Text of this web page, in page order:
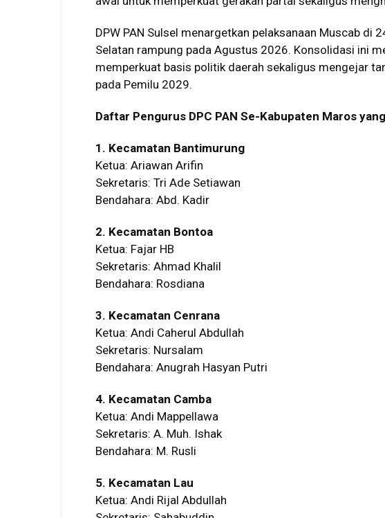
DPW PAN Sulsel menargetkan pelaksanaan Muscab di
Selatan rampung pada Agustus 2026. Konsolidasi ini
memperkuat basis politik daerah sekaligus mengejar
pada Pemilu 2029.
Daftar Pengurus DPC PAN Se-Kabupaten Maros
1. Kecamatan Bantimurung
Ketua: Ariawan Arifin
Sekretaris: Tri Ade Setiawan
Bendahara: Abd. Kadir
2. Kecamatan Bontoa
Ketua: Fajar HB
Sekretaris: Ahmad Khalil
Bendahara: Rosdiana
3. Kecamatan Cenrana
Ketua: Andi Caherul Abdullah
Sekretaris: Nursalam
Bendahara: Anugrah Hasyan Putri
4. Kecamatan Camba
Ketua: Andi Mappellawa
Sekretaris: A. Muh. Ishak
Bendahara: M. Rusli
5. Kecamatan Lau
Ketua: Andi Rijal Abdullah